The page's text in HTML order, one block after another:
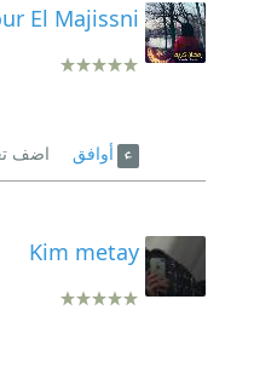
El Majissni
أوافق اضف
Kim metay